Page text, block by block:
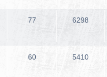
77 6298
60 5410